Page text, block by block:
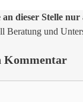
an dieser Stelle
Beratung und
Kommentar